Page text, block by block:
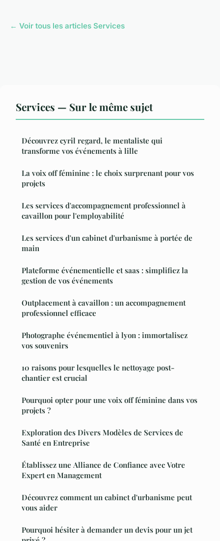
← Voir tous les articles Services
Services — Sur le même sujet
Découvrez cyril regard, le mentaliste qui
transforme vos événements à lille
La voix off féminine : le choix surprenant pour vos
projets
Les services d'accompagnement professionnel à
cavaillon pour l'employabilité
Les services d'un cabinet d'urbanisme à portée de
main
Plateforme événementielle et saas : simplifiez la
gestion de vos événements
Outplacement à cavaillon : un accompagnement
professionnel efficace
Photographe événementiel à lyon : immortalisez
vos souvenirs
10 raisons pour lesquelles le nettoyage post-
chantier est crucial
Pourquoi opter pour une voix off féminine dans vos
projets ?
Exploration des Divers Modèles de Services de
Santé en Entreprise
Établissez une Alliance de Confiance avec Votre
Expert en Management
Découvrez comment un cabinet d'urbanisme peut
vous aider
Pourquoi hésiter à demander un devis pour un jet